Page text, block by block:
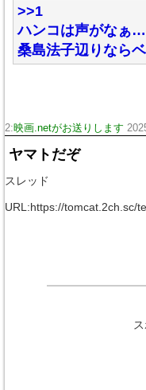
>>1
ハンコは声がなぁ
桑島法子辺りなら
2:映画.netがお送りします
ヤマトだぞ
スレッド
URL:https://tomcat.2ch.sc/